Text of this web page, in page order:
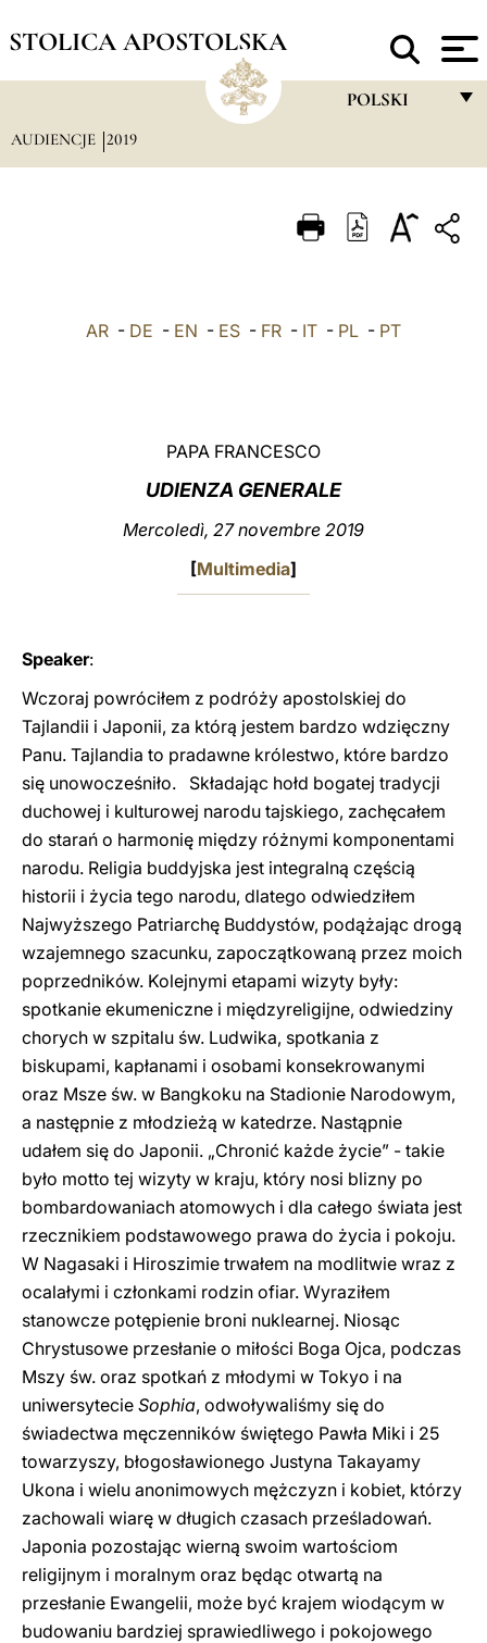
STOLICA APOSTOLSKA
POLSKI
ITALIANO
LATINE
AUDIENCJE 2019
AR - DE - EN - ES - FR - IT - PL - PT
PAPA FRANCESCO
UDIENZA GENERALE
Mercoledì, 27 novembre 2019
[Multimedia]
Speaker:
Wczoraj powróciłem z podróży apostolskiej do
Tajlandii i Japonii, za którą jestem bardzo wdzięczny
Panu. Tajlandia to pradawne królestwo, które bardzo
się unowocześniło. Składając hołd bogatej tradycji
duchowej i kulturowej narodu tajskiego, zachęcałem
do starań o harmonię między różnymi komponentami
narodu. Religia buddyjska jest integralną częścią
historii i życia tego narodu, dlatego odwiedziłem
Najwyższego Patriarchę Buddystów, podążając drogą
wzajemnego szacunku, zapoczątkowaną przez moich
poprzedników. Kolejnymi etapami wizyty były:
spotkanie ekumeniczne i międzyreligijne, odwiedziny
chorych w szpitalu św. Ludwika, spotkania z
biskupami, kapłanami i osobami konsekrowanymi
oraz Msze św. w Bangkoku na Stadionie Narodowym,
a następnie z młodzieżą w katedrze. Nastąpnie
udałem się do Japonii. „Chronić każde życie” - takie
było motto tej wizyty w kraju, który nosi blizny po
bombardowaniach atomowych i dla całego świata jest
rzecznikiem podstawowego prawa do życia i pokoju.
W Nagasaki i Hiroszimie trwałem na modlitwie wraz z
ocalałymi i członkami rodzin ofiar. Wyraziłem
stanowcze potępienie broni nuklearnej. Niosąc
Chrystusowe przesłanie o miłości Boga Ojca, podczas
Mszy św. oraz spotkań z młodymi w Tokyo i na
uniwersytecie Sophia, odwoływaliśmy się do
świadectwa męczenników świętego Pawła Miki i 25
towarzyszy, błogosławionego Justyna Takayamy
Ukona i wielu anonimowych mężczyzn i kobiet, którzy
zachowali wiarę w długich czasach prześladowań.
Japonia pozostając wierną swoim wartościom
religijnym i moralnym oraz będąc otwartą na
przesłanie Ewangelii, może być krajem wiodącym w
budowaniu bardziej sprawiedliwego i pokojowego